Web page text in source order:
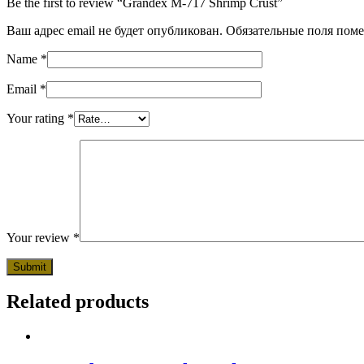
Ваш адрес email не будет опубликован. Обязательные поля
Name *
Email *
Your rating *
Your review *
Related products